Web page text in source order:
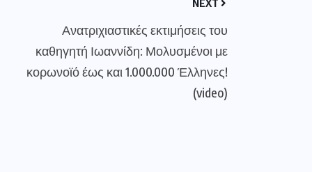
Ανατριχιαστικές εκτιμήσεις του
καθηγητή Ιωαννίδη: Μολυσμένοι με
κορωνοϊό έως και 1.000.000 Έλληνες!
(video)